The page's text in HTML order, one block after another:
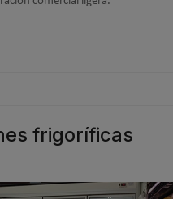
frigoríficas